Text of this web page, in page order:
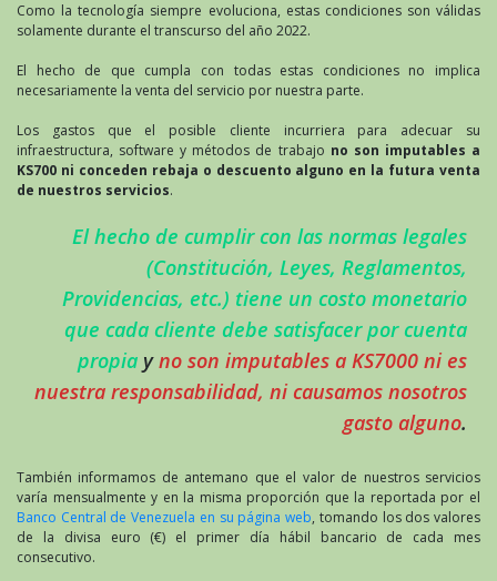
Como la tecnología siempre evoluciona, estas condiciones son válidas
solamente durante el transcurso del año 2022.
El hecho de que cumpla con todas estas condiciones no implica
necesariamente la venta del servicio por nuestra parte.
Los gastos que el posible cliente incurriera para adecuar su
infraestructura, software y métodos de trabajo no son imputables a
KS700 ni conceden rebaja o descuento alguno en la futura venta
de nuestros servicios.
El hecho de cumplir con las normas legales
(Constitución, Leyes, Reglamentos,
Providencias, etc.) tiene un costo monetario
que cada cliente debe satisfacer por cuenta
propia yno son imputables a KS7000 ni es
nuestra responsabilidad, ni causamos nosotros
gasto alguno.
También informamos de antemano que el valor de nuestros servicios
varía mensualmente y en la misma proporción que la reportada por el
Banco Central de Venezuela en su página web, tomando los dos valores
de la divisa euro (€) el primer día hábil bancario de cada mes
consecutivo.